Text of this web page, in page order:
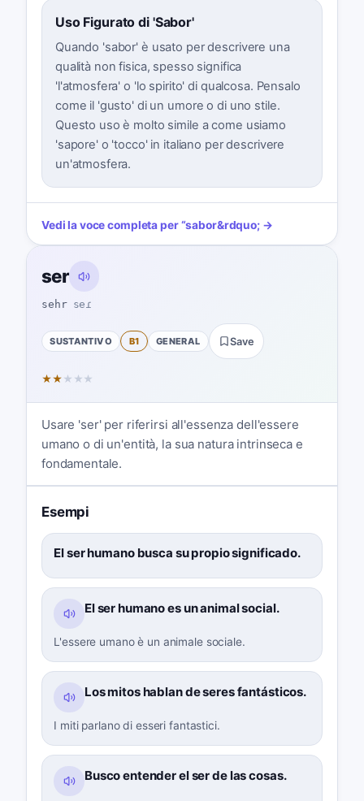
Uso Figurato di 'Sabor'
Quando 'sabor' è usato per descrivere una
qualità non fisica, spesso significa
'l'atmosfera' o 'lo spirito' di qualcosa. Pensalo
come il 'gusto' di un umore o di uno stile.
Questo uso è molto simile a come usiamo
'sapore' o 'tocco' in italiano per descrivere
un'atmosfera.
Vedi la voce completa per“sabor&rdquo; →
ser
sehr seɾ
SUSTANTIVO B1 GENERAL Save
★★ ★ ★ ★
Usare 'ser' per riferirsi all'essenza dell'essere
umano o di un'entità, la sua natura intrinseca e
fondamentale.
Esempi
El ser humano busca su propio significado.
El ser humano es un animal social.
L'essere umano è un animale sociale.
Los mitos hablan de seres fantásticos.
I miti parlano di esseri fantastici.
Busco entender el ser de las cosas.